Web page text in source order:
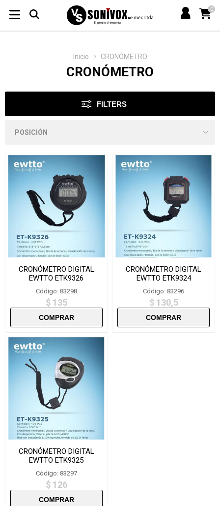
0
Inicio CRONÓMETRO
CRONÓMETRO
FILTERS
CRONÓMETRO DIGITAL
EWTTO ETK9326
Código: 83298
$ 135
CRONÓMETRO DIGITAL
EWTTO ETK9324
Código: 83296
$ 130,5
CRONÓMETRO DIGITAL
EWTTO ETK9325
Código: 83297
$ 126